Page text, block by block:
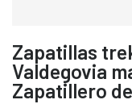
Zapatillas
Valdegovia
Zapatillero